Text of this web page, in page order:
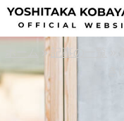
Skip
content
Skip
footer
» 記事の一覧